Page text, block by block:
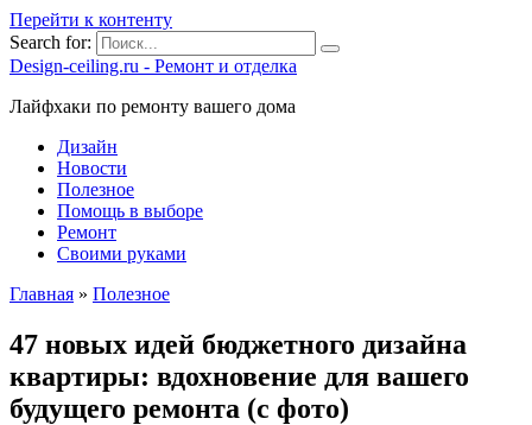
Перейти к контенту
Search for:
Design-ceiling.ru - Ремонт и отделка
Лайфхаки по ремонту вашего дома
Дизайн
Новости
Полезное
Помощь в выборе
Ремонт
Своими руками
Главная » Полезное
47 новых идей бюджетного дизайна
квартиры: вдохновение для вашего
будущего ремонта (с фото)